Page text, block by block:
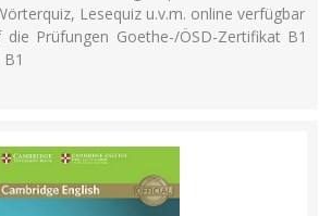
Lesequiz u.v.m. online verfügbar
die Prüfungen Goethe-/ÖSD-Zertifikat B1